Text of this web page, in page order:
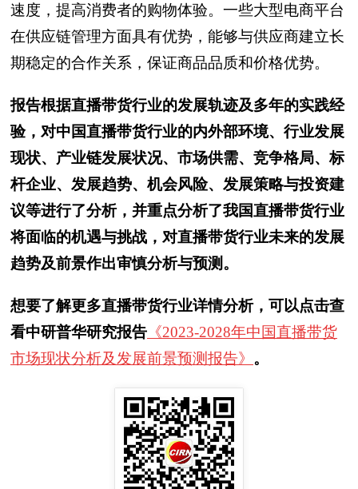
速度，提高消费者的购物体验。一些大型电商平台
在供应链管理方面具有优势，能够与供应商建立长
期稳定的合作关系，保证商品品质和价格优势。
报告根据直播带货行业的发展轨迹及多年的实践经
验，对中国直播带货行业的内外部环境、行业发展
现状、产业链发展状况、市场供需、竞争格局、标
杆企业、发展趋势、机会风险、发展策略与投资建
议等进行了分析，并重点分析了我国直播带货行业
将面临的机遇与挑战，对直播带货行业未来的发展
趋势及前景作出审慎分析与预测。
想要了解更多直播带货行业详情分析，可以点击查
看中研普华研究报告 《2023-2028年中国直播带货
市场现状分析及发展前景预测报告》 。